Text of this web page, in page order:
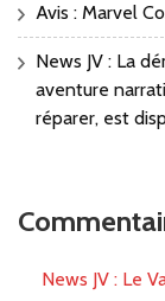
Avis : Marvel
News JV : La
aventure
réparer, est
News JV : Le